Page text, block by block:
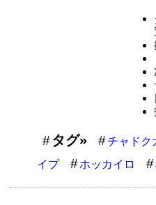
タグ» チャドク
イプ
ホッカイロ